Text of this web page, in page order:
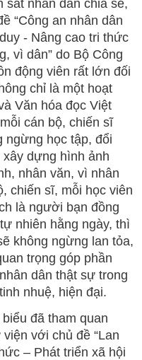
sát nhân dân chia sẻ,
“Công an nhân dân
- Nâng cao tri thức
vì dân” do Bộ Công
động viên rất lớn đối
chỉ là một hoạt
Văn hóa đọc Việt
cán bộ, chiến sĩ
ngừng học tập, đổi
dựng hình ảnh
nhân văn, vì nhân
chiến sĩ, mỗi học viên
là người bạn đồng
nhiên hằng ngày, thì
không ngừng lan tỏa,
trọng góp phần
dân thật sự trong
nhuệ, hiện đại.
đã tham quan
với chủ đề “Lan
– Phát triển xã hội